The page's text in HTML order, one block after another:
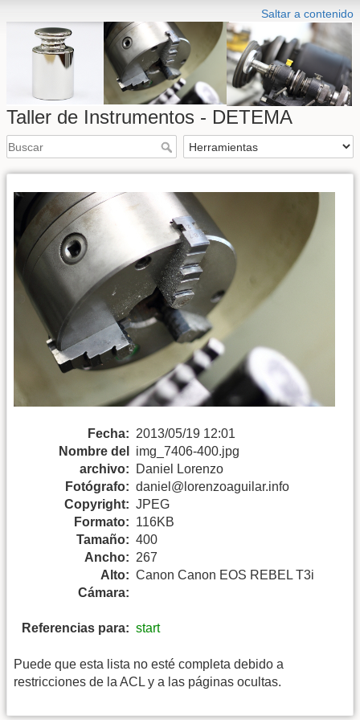
Saltar a contenido
Taller de Instrumentos - DETEMA
Fecha: 2013/05/19 12:01
Nombre del
archivo:
img_7406-400.jpg
Fotógrafo:
Daniel Lorenzo
Copyright:
daniel@lorenzoaguilar.info
Formato:
JPEG
Tamaño:
116KB
Ancho:
400
Alto:
267
Cámara:
Canon Canon EOS REBEL T3i
Referencias para: start
Puede que esta lista no esté completa debido a
restricciones de la ACL y a las páginas ocultas.